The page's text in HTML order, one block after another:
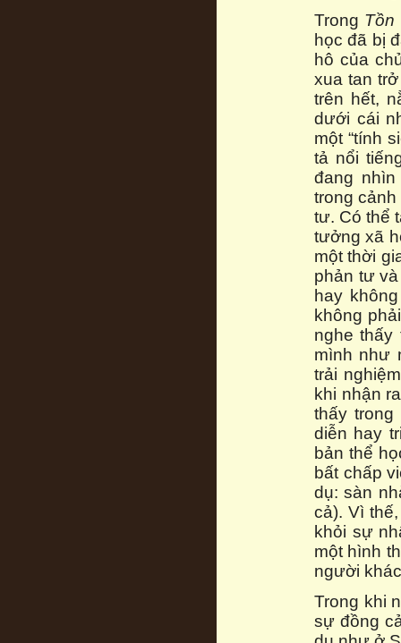
Trong Tồn
học đã bị
hô của
xua tan
trên hết,
dưới cái
một “tính
tả nổi
đang
trong
tư. Có thể
tưởng xã
một thời
phản tư
hay
không
nghe
mình như
trải
khi nhận
thấy
diễn hay
bản thể
bất chấp
dụ: sàn
cả). Vì
khỏi sự
một hình
người
Trong khi
sự đồng